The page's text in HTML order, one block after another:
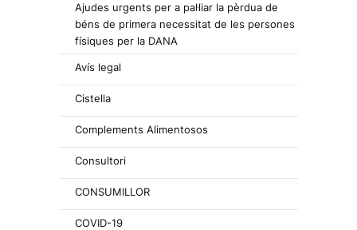
Ajudes urgents per a pal·liar la pèrdua de
béns de primera necessitat de les persones
físiques per la DANA
Avís legal
Cistella
Complements Alimentosos
Consultori
CONSUMILLOR
COVID-19